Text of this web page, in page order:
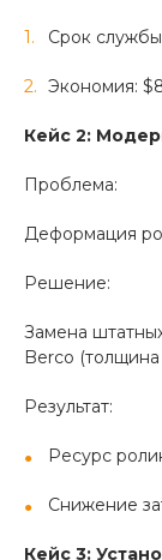
Срок
Экономия:
Кейс 2:
Проблема:
Деформация
Решение:
Замена
Berco
Результат:
Ресурс
Снижение
Кейс 3: